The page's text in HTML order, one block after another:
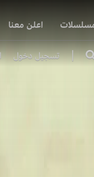
اعلن معنا
| تسجيل دخول